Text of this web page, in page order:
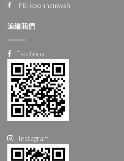
FB: koonnamwah
追縱我們
Facebook
Instagram